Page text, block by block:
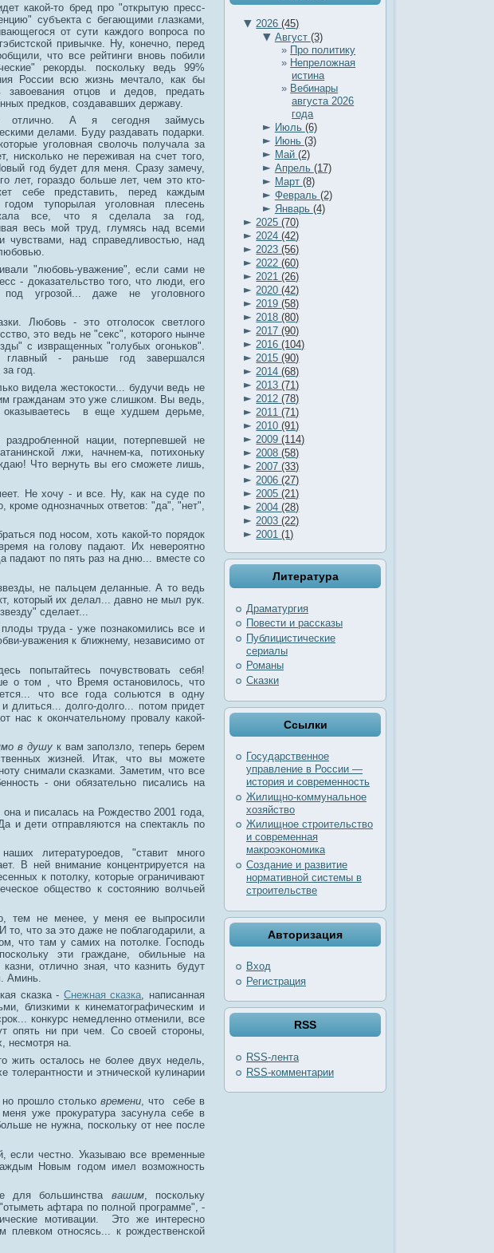
какой-то бред про "открытую пресс-
субъекта с бегающими глазками,
от сути каждого вопроса по
привычке. Ну, конечно, перед
что все рейтинги вновь побили
рекорды. поскольку ведь 99%
России всю жизнь мечтало, как бы
завоевания отцов и дедов, предать
предков, создававших державу.
А я сегодня займусь
делами. Буду раздавать подарки.
уголовная сволочь получала за
нисколько не переживая на счет того,
год будет для меня. Сразу замечу,
лет, гораздо больше лет, чем это кто-
себе представить, перед каждым
тупорылая уголовная плесень
все, что я сделала за год,
весь мой труд, глумясь над всеми
чувствами, над справедливостью, над
"любовь-уважение", если сами не
- доказательство того, что люди, его
угрозой... даже не уголовного
Любовь - это отголосок светлого
это ведь не "секс", которого нынче
с извращенных "голубых огоньков".
- раньше год завершался
год.
видела жестокости... будучи ведь не
гражданам это уже слишком. Вы ведь,
оказываетесь в еще худшем дерьме,
нации, потерпевшей не
лжи, начнем-ка, потихоньку
Что вернуть вы его сможете лишь,
Не хочу - и все. Ну, как на суде по
кроме однозначных ответов: "да", "нет",
под носом, хоть какой-то порядок
на голову падают. Их невероятно
падают по пять раз на дню... вместе со
не пальцем деланные. А то ведь
который их делал... давно не мыл рук.
сделает...
труда - уже познакомились все и
уважения к ближнему, независимо от
попытайтесь почувствовать себя!
о том , что Время остановилось, что
что все года сольются в одну
длиться... долго-долго... потом придет
нас к окончательному провалу какой-
в душу к вам заползло, теперь берем
жизней. Итак, что вы можете
снимали сказками. Заметим, что все
- они обязательно писались на
, она и писалась на Рождество 2001 года,
и дети отправляются на спектакль по
литературоедов, "ставит много
В ней внимание концентрируется на
к потолку, которые ограничивают
общество к состоянию волчьей
тем не менее, у меня ее выпросили
что за это даже не поблагодарили, а
что там у самих на потолке. Господь
эти граждане, обильные на
отлично зная, что казнить будут
Аминь.
сказка - Снежная сказка, написанная
близкими к кинематографическим и
конкурс немедленно отменили, все
опять ни при чем. Со своей стороны,
несмотря на.
жить осталось не более двух недель,
толерантности и этнической кулинарии
но прошло стольковремени, что себе в
уже прокуратура засунула себе в
не нужна, поскольку от нее после
честно. Указываю все временные
Новым годом имел возможность
для большинства вашим, поскольку
афтара по полной программе", -
мотивации. Это же интересно
плевком относясь... к рождественской
▼ 2026(45)
▼ Август (3)
Про политику
Непреложная
истина
Вебинары
августа 2026
года
► Июль (6)
► Июнь (3)
► Май (2)
► Апрель (17)
► Март (8)
► Февраль (2)
► Январь (4)
► 2025(70)
► 2024(42)
► 2023(56)
► 2022(60)
► 2021(26)
► 2020(42)
► 2019(58)
► 2018(80)
► 2017(90)
► 2016(104)
► 2015(90)
► 2014(68)
► 2013(71)
► 2012(78)
► 2011(71)
► 2010(91)
► 2009(114)
► 2008(58)
► 2007(33)
► 2006(27)
► 2005(21)
► 2004(28)
► 2003(22)
► 2001(1)
Литература
Драматургия
Повести и рассказы
Публицистические
сериалы
Романы
Сказки
Ссылки
Государственное
управление в России —
история и современность
Жилищно-коммунальное
хозяйство
Жилищное строительство
и современная
макроэкономика
Создание и развитие
нормативной системы в
строительстве
Авторизация
Вход
Регистрация
RSS
RSS-лента
RSS-комментарии